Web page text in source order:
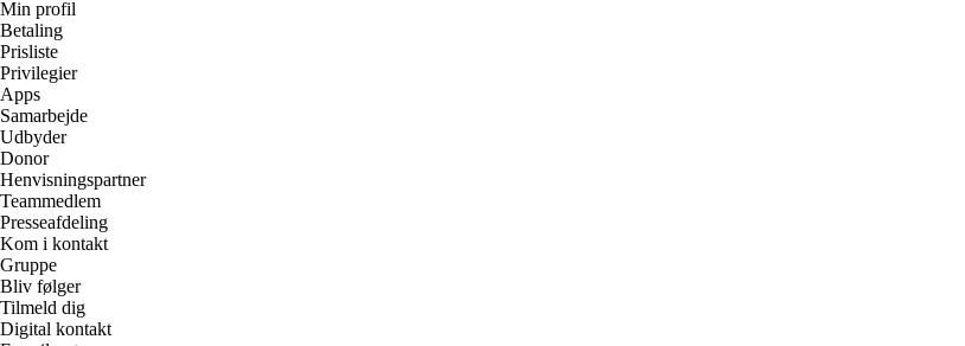
Min profil
Betaling
Prisliste
Privilegier
Apps
Samarbejde
Udbyder
Donor
Henvisningspartner
Teammedlem
Presseafdeling
Kom i kontakt
Gruppe
Bliv følger
Tilmeld dig
Digital kontakt